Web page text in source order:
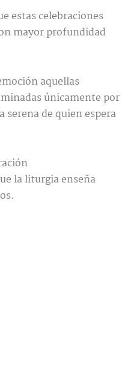
estas celebraciones
mayor profundidad
aquellas
únicamente por
serena de quien espera
la liturgia enseña